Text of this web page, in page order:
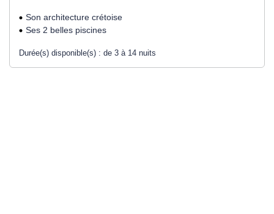
Son architecture crétoise
Ses 2 belles piscines
Durée(s) disponible(s) : de 3 à 14 nuits